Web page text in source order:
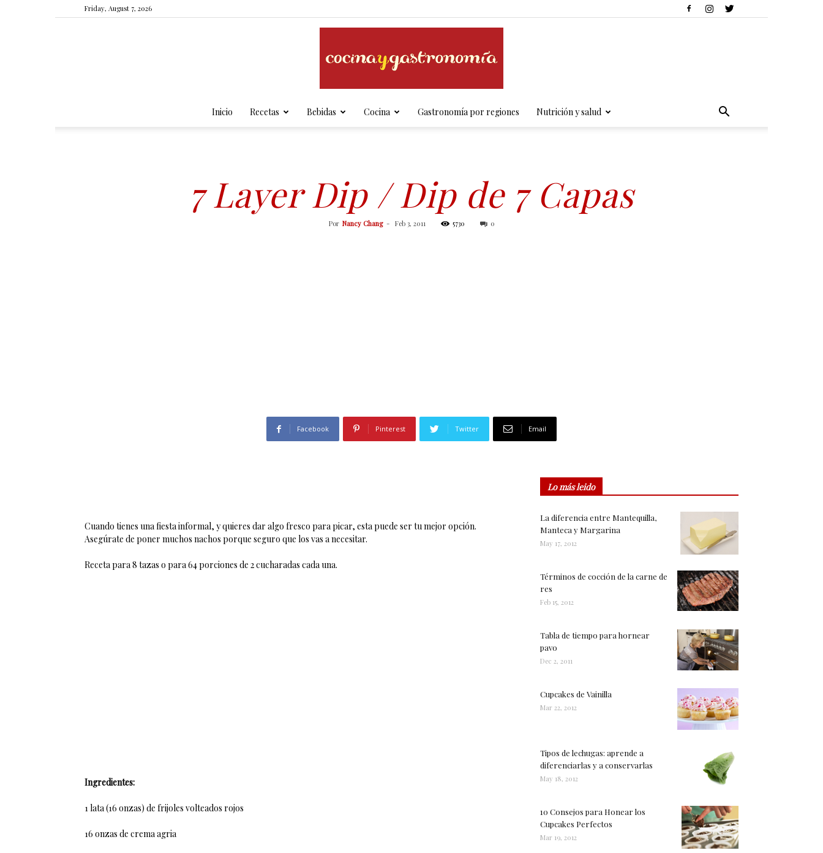
Friday, August 7, 2026
y
Inicio Recetas Bebidas Cocina Gastronomía por regiones Nutrición y salud
7 Layer Dip / Dip de 7 Capas
Por Nancy Chang - Feb 3, 2011 5730 0
Facebook Pinterest Twitter Email
Cuando tienes una fiesta informal, y quieres dar algo fresco para picar, esta puede ser tu mejor opción.
Asegúrate de poner muchos nachos porque seguro que los vas a necesitar.
Receta para 8 tazas o para 64 porciones de 2 cucharadas cada una.
Ingredientes:
1 lata (16 onzas) de frijoles volteados rojos
16 onzas de crema agria
Lo más leido
La diferencia entre Mantequilla,
Manteca y Margarina
May 17, 2012
Términos de cocción de la carne de
res
Feb 15, 2012
Tabla de tiempo para hornear
pavo
Dec 2, 2011
Cupcakes de Vainilla
Mar 22, 2012
Tipos de lechugas: aprende a
diferenciarlas y a conservarlas
May 18, 2012
10 Consejos para Honear los
Cupcakes Perfectos
Mar 19, 2012